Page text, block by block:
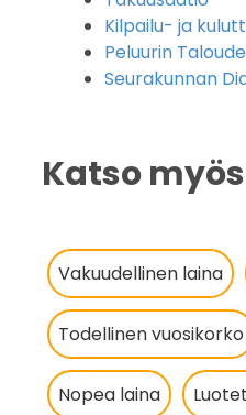
Kilpailu- ja
Peluurin
Seurakunnan
Katso
Vakuudellinen laina
Todellinen vuosikorko
Nopea laina